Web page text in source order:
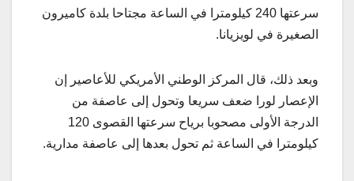
سرعتها 240 كيلومترا في الساعة مجتاحا بلدة كاميرون
الصغيرة في لويزيانا.
وبعد ذلك، قال المركز الوطني الأمريكي للأعاصير إن
الإعصار لورا ضعف سريعا وتحول إلى عاصفة من
الدرجة الأولى مصحوبا برياح سرعتها القصوى 120
كيلومترا في الساعة ثم تحول بعدها إلى عاصفة مدارية.